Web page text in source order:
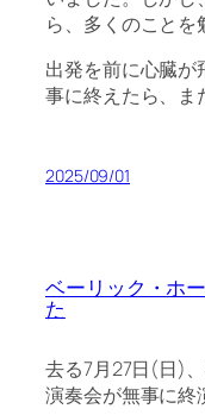
ら、多くのことを
出発を前に心臓
事に終えたら、ま
2025/09/01
ベーリック・ホ
た
去る7月27日(日)
演奏会が無事に終